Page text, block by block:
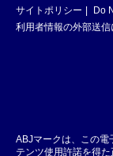
サイトポリシー
Do
利用者情報の外部送信
ABJマークは、この電
テンツ使用許諾を得